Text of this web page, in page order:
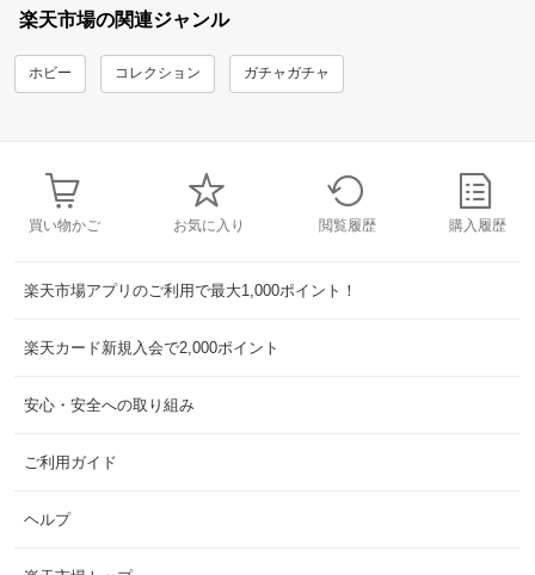
楽天市場の関連ジャンル
ホビー コレクション ガチャガチャ
買い物かご お気に入り 閲覧履歴 購入履歴
楽天市場アプリのご利用で最大1,000ポイント！
楽天カード新規入会で2,000ポイント
安心・安全への取り組み
ご利用ガイド
ヘルプ